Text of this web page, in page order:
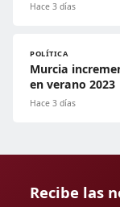
Hace 3 días
POLÍTICA
Murcia
en verano 2023
Hace 3 días
Recibe las